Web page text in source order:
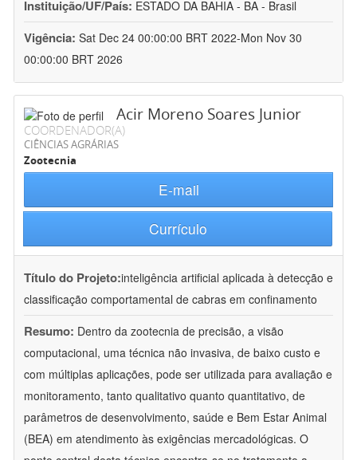
Instituição/UF/País: ESTADO DA BAHIA - BA - Brasil
Vigência: Sat Dec 24 00:00:00 BRT 2022-Mon Nov 30
00:00:00 BRT 2026
Acir Moreno Soares Junior
COORDENADOR(A)
CIÊNCIAS AGRÁRIAS
Zootecnia
E-mail
Currículo
Título do Projeto:inteligência artificial aplicada à detecção e
classificação comportamental de cabras em confinamento
Resumo: Dentro da zootecnia de precisão, a visão
computacional, uma técnica não invasiva, de baixo custo e
com múltiplas aplicações, pode ser utilizada para avaliação e
monitoramento, tanto qualitativo quanto quantitativo, de
parâmetros de desenvolvimento, saúde e Bem Estar Animal
(BEA) em atendimento às exigências mercadológicas. O